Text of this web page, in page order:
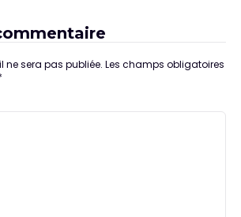
ne sera pas publiée. Les champs obligatoires